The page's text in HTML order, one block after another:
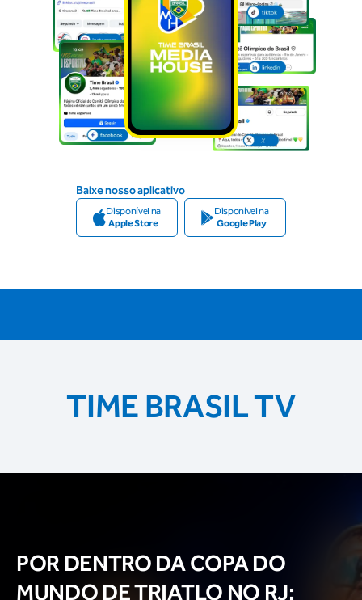
Baixe nosso aplicativo
Disponível na
Apple Store
Disponível na
Google Play
TIME BRASIL TV
POR DENTRO DA COPA DO
MUNDO DE TRIATLO NO RJ: